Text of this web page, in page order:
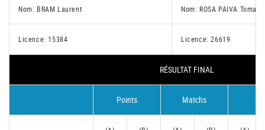
Nom: BRAM Laurent Nom: ROSA PAIVA Tomas
Licence: 15384 Licence: 26619
RÉSULTAT FINAL
Points Matchs